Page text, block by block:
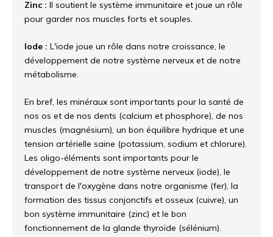
Zinc : Il soutient le système immunitaire et joue un rôle
pour garder nos muscles forts et souples.
Iode : L'iode joue un rôle dans notre croissance, le
développement de notre système nerveux et de notre
métabolisme.
En bref, les minéraux sont importants pour la santé de
nos os et de nos dents (calcium et phosphore), de nos
muscles (magnésium), un bon équilibre hydrique et une
tension artérielle saine (potassium, sodium et chlorure).
Les oligo-éléments sont importants pour le
développement de notre système nerveux (iode), le
transport de l'oxygène dans notre organisme (fer), la
formation des tissus conjonctifs et osseux (cuivre), un
bon système immunitaire (zinc) et le bon
fonctionnement de la glande thyroïde (sélénium).